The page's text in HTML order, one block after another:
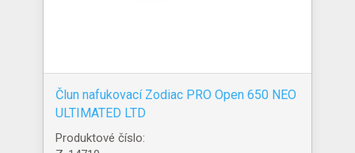
Člun nafukovací Zodiac PRO Open 650 NEO
ULTIMATED LTD
Produktové číslo: